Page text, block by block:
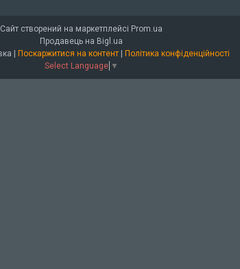
Сайт створений на маркетплейсі Prom.ua
Продавець на Bigl.ua
ІнструментПоставка | Поскаржитися на контент | Політика конфіденційності
Select Language ▼